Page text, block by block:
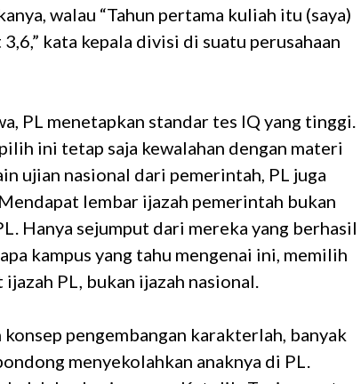
walau “Tahun pertama kuliah itu (saya)
kata kepala divisi di suatu perusahaan
PL menetapkan standar tes IQ yang tinggi.
ini tetap saja kewalahan dengan materi
ujian nasional dari pemerintah, PL juga
lembar ijazah pemerintah bukan
Hanya sejumput dari mereka yang berhasil
kampus yang tahu mengenai ini, memilih
PL, bukan ijazah nasional.
pengembangan karakterlah, banyak
menyekolahkan anaknya di PL.